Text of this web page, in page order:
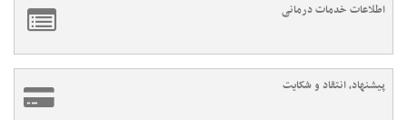
اطلاعات خدمات درمانی
پیشنهاد، انتقاد و شکایت